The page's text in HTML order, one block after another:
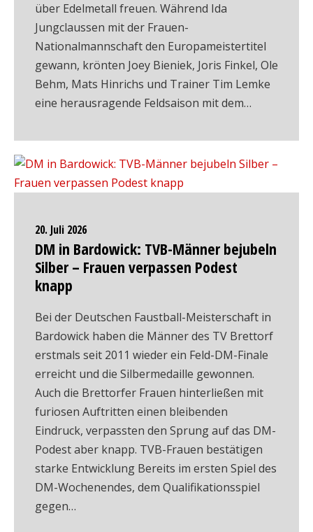
über Edelmetall freuen. Während Ida
Jungclaussen mit der Frauen-
Nationalmannschaft den Europameistertitel
gewann, krönten Joey Bieniek, Joris Finkel, Ole
Behm, Mats Hinrichs und Trainer Tim Lemke
eine herausragende Feldsaison mit dem…
20. Juli 2026
DM in Bardowick: TVB-Männer bejubeln
Silber – Frauen verpassen Podest
knapp
Bei der Deutschen Faustball-Meisterschaft in
Bardowick haben die Männer des TV Brettorf
erstmals seit 2011 wieder ein Feld-DM-Finale
erreicht und die Silbermedaille gewonnen.
Auch die Brettorfer Frauen hinterließen mit
furiosen Auftritten einen bleibenden
Eindruck, verpassten den Sprung auf das DM-
Podest aber knapp. TVB-Frauen bestätigen
starke Entwicklung Bereits im ersten Spiel des
DM-Wochenendes, dem Qualifikationsspiel
gegen…